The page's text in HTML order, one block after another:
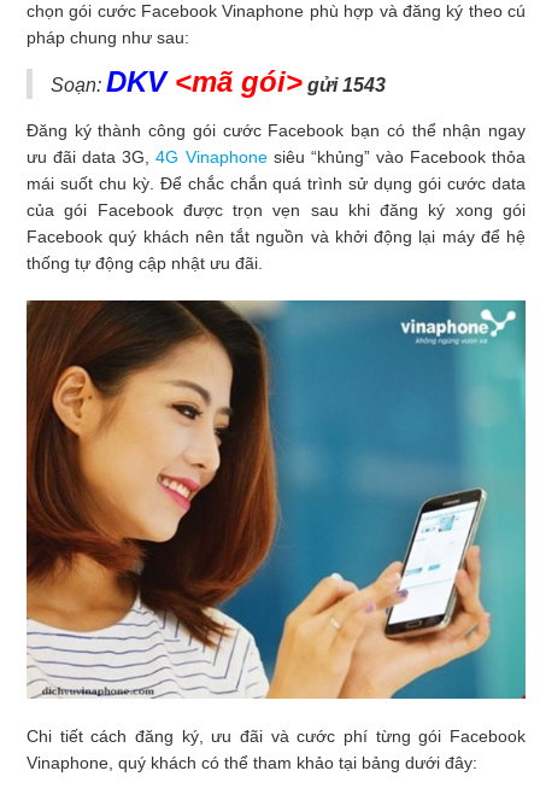
chọn gói cước Facebook Vinaphone phù hợp và đăng ký theo cú
pháp chung như sau:
Soạn: DKV <mã gói> gửi 1543
Đăng ký thành công gói cước Facebook bạn có thể nhận ngay
ưu đãi data 3G,4G Vinaphonesiêu “khủng” vào Facebook thỏa
mái suốt chu kỳ. Để chắc chắn quá trình sử dụng gói cước data
của gói Facebook được trọn vẹn sau khi đăng ký xong gói
Facebook quý khách nên tắt nguồn và khởi động lại máy để hệ
thống tự động cập nhật ưu đãi.
Chi tiết cách đăng ký, ưu đãi và cước phí từng gói Facebook
Vinaphone, quý khách có thể tham khảo tại bảng dưới đây: